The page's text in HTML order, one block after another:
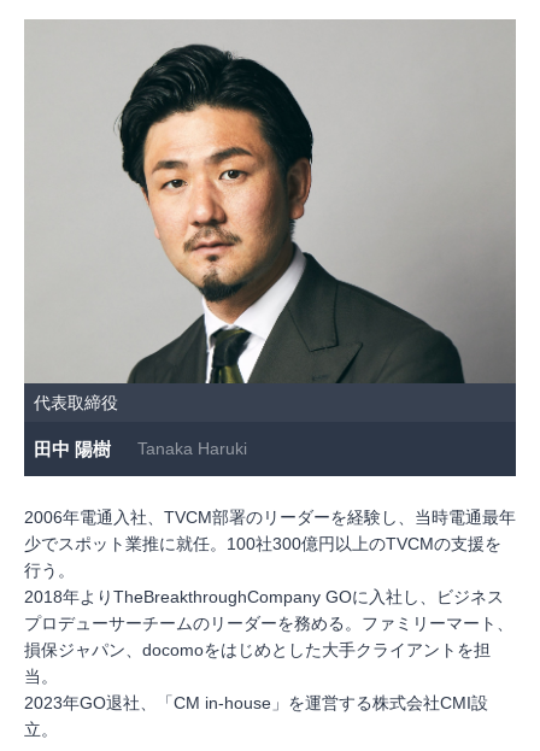
代表取締役
田中 陽樹 Tanaka Haruki
2006年電通入社、TVCM部署のリーダーを経験し、当時電通最年
少でスポット業推に就任。100社300億円以上のTVCMの支援を
行う。
2018年よりTheBreakthroughCompany GOに入社し、ビジネス
プロデューサーチームのリーダーを務める。ファミリーマート、
損保ジャパン、docomoをはじめとした大手クライアントを担
当。
2023年GO退社、「CM in-house」を運営する株式会社CMI設
立。